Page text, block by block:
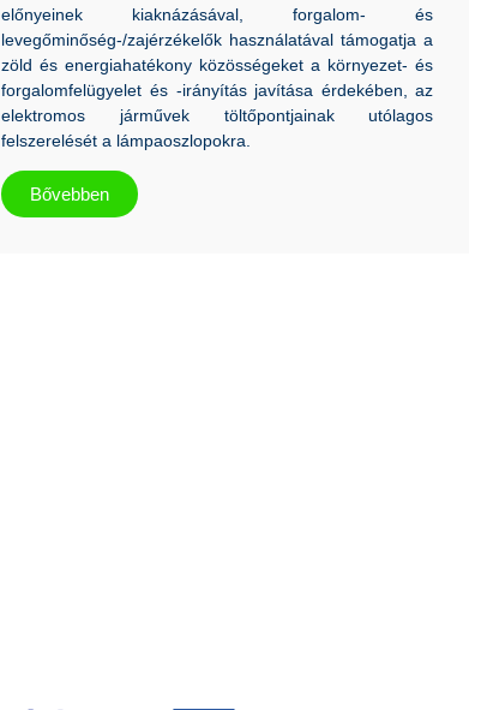
előnyeinek kiaknázásával, forgalom- és
levegőminőség-/zajérzékelők használatával támogatja a
zöld és energiahatékony közösségeket a környezet- és
forgalomfelügyelet és -irányítás javítása érdekében, az
elektromos járművek töltőpontjainak utólagos
felszerelését a lámpaoszlopokra.
Bővebben